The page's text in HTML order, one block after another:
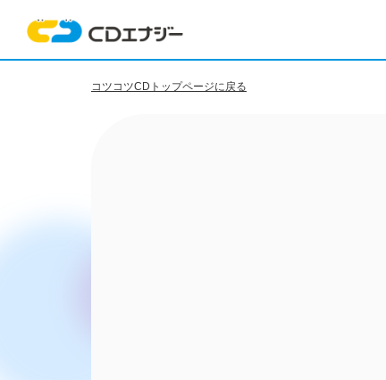
コツコツCDトップページに戻る